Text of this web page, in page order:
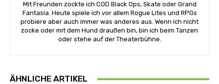
Mit Freunden zockte ich COD Black Ops, Skate oder Grand
Fantasia. Heute spiele ich vor allem Rogue Lites und RPGs
probiere aber auch immer was anderes aus. Wenn ich nicht
zocke oder mit dem Hund draußen bin, bin ich beim Tanzen
oder stehe auf der Theaterbühne.
ÄHNLICHE ARTIKEL